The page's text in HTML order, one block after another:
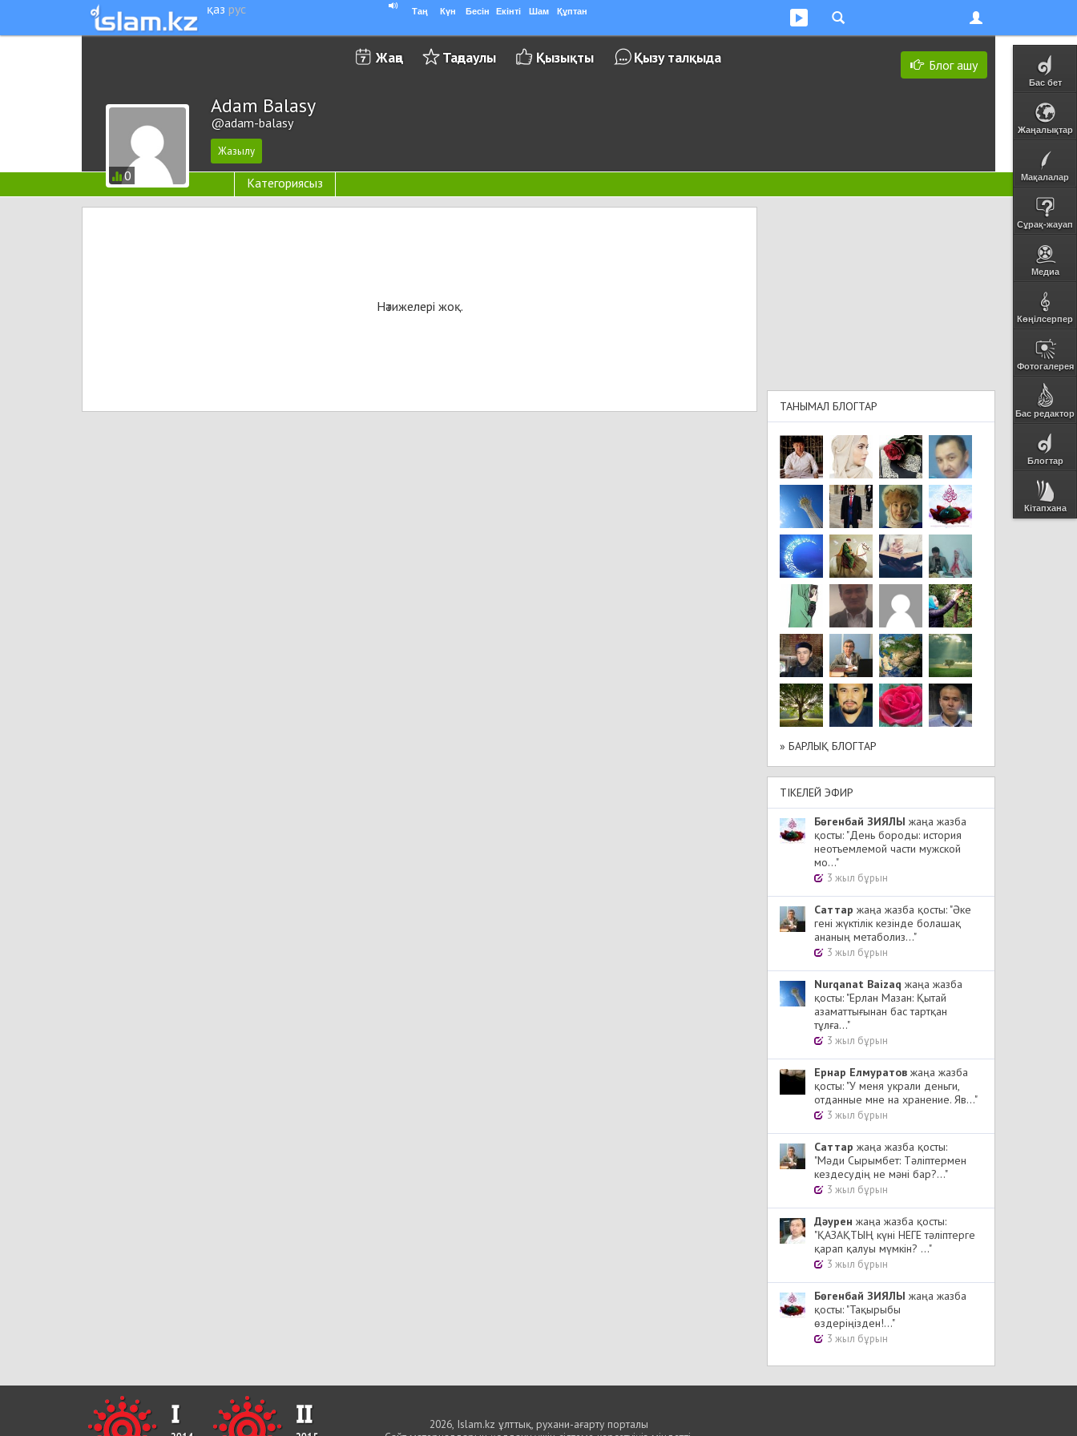
қаз рус Таң Күн Бесін Екінті Шам Құптан
Бас бет
Жаңалықтар
Мақалалар
Сұрақ-жауап
Медиа
Көңілсерпер
Фотогалерея
Бас редактор
Блогтар
Кітапхана
Блог ашу
Жаңа Таңдаулы Қызықты Қызу талқыда
0
Adam Balasy
@adam-balasy
Категориясыз
Нәтижелері жоқ.
ТАНЫМАЛ БЛОГТАР
» БАРЛЫҚ БЛОГТАР
ТІКЕЛЕЙ ЭФИР
Бөгенбай ЗИЯЛЫ жаңа жазба
қосты: "День бороды: история
неотъемлемой части мужской
мо..."
3 жыл бұрын
Cаттар жаңа жазба қосты: "Әке
гені жүктілік кезінде болашақ
ананың метаболиз..."
3 жыл бұрын
Nurqanat Baizaq жаңа жазба
қосты: "Ерлан Мазан: Қытай
азаматтығынан бас тартқан
тұлға..."
3 жыл бұрын
Ернар Елмуратов жаңа жазба
қосты: "У меня украли деньги,
отданные мне на хранение. Яв..."
3 жыл бұрын
Cаттар жаңа жазба қосты:
"Мәди Сырымбет: Тәліптермен
кездесудің не мәні бар?..."
3 жыл бұрын
Дәурен жаңа жазба қосты:
"ҚАЗАҚТЫҢ күні НЕГЕ тәліптерге
қарап қалуы мүмкін? ..."
3 жыл бұрын
Бөгенбай ЗИЯЛЫ жаңа жазба
қосты: "Тақырыбы
өздеріңізден!..."
3 жыл бұрын
2026, Islam.kz ұлттық, рухани-ағарту порталы